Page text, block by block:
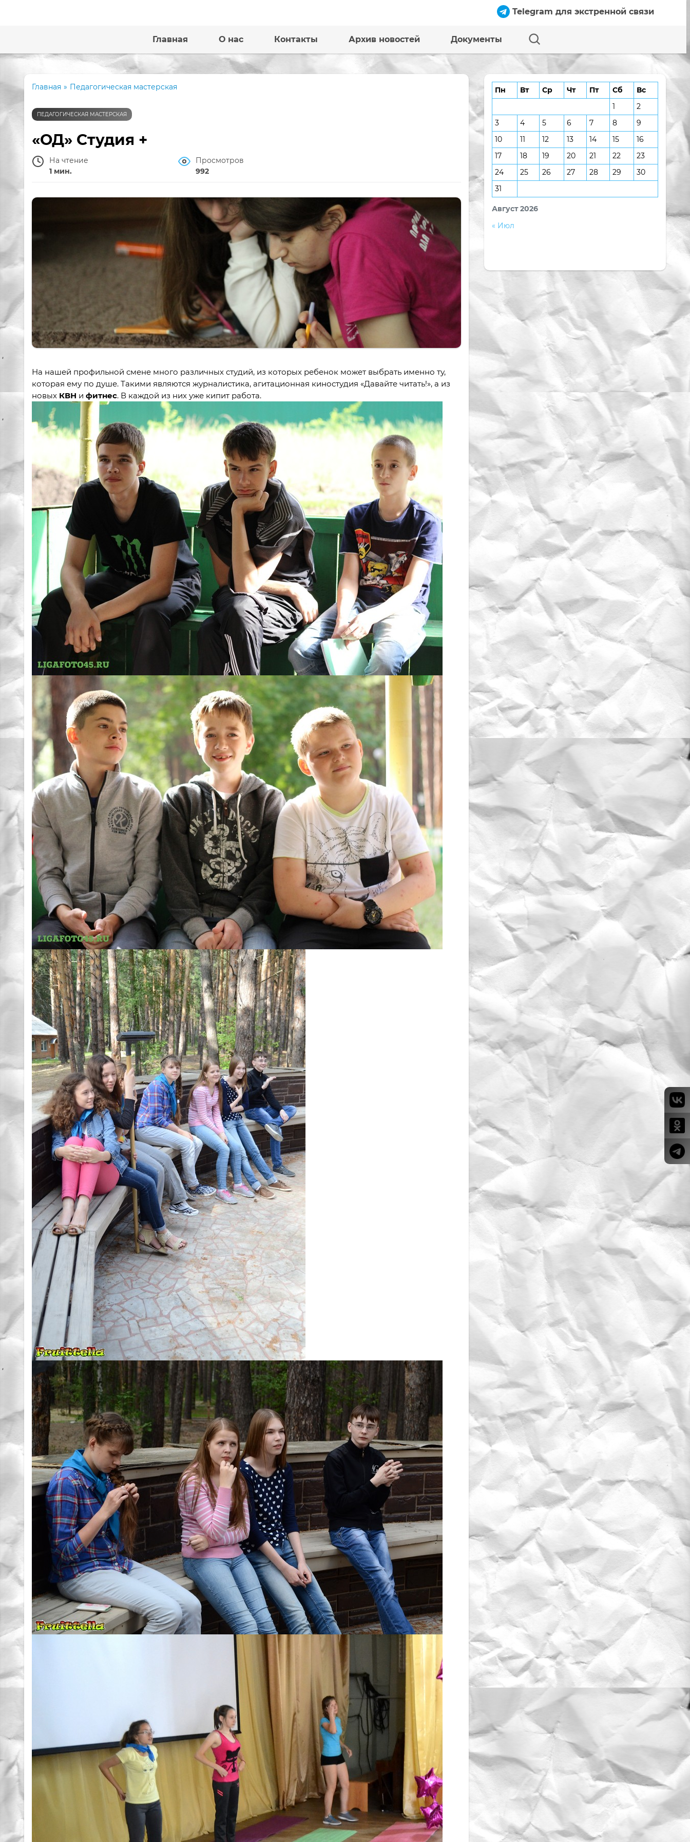
Telegram для экстренной связи
Главная О нас Контакты Архив новостей Документы
Главная » Педагогическая мастерская
ПЕДАГОГИЧЕСКАЯ МАСТЕРСКАЯ
«ОД» Студия +
На чтение
1 мин.
Просмотров
992
На нашей профильной смене много различных студий, из которых ребенок может выбрать именно ту,
которая ему по душе. Такими являются журналистика, агитационная киностудия «Давайте читать!», а из
новых КВН и фитнес. В каждой из них уже кипит работа.
Август 2026
Пн Вт Ср Чт Пт Сб
Вс
1
2
3
4 5 6 7 8
9
10
11 12 13 14 15
16
17
18 19 20 21 22
23
24
25 26 27 28 29
30
31
« Июл